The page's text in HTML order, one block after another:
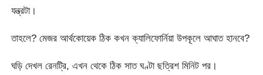
যন্ত্রটা।
তাহলে? মেজর আর্থকোয়েক ঠিক কখন ক্যালিফোর্নিয়া উপকূলে আঘাত হানবে?
ঘড়ি দেখল রেনট্রি, এখন থেকে ঠিক সাত ঘণ্টা ছত্রিশ মিনিট পর।